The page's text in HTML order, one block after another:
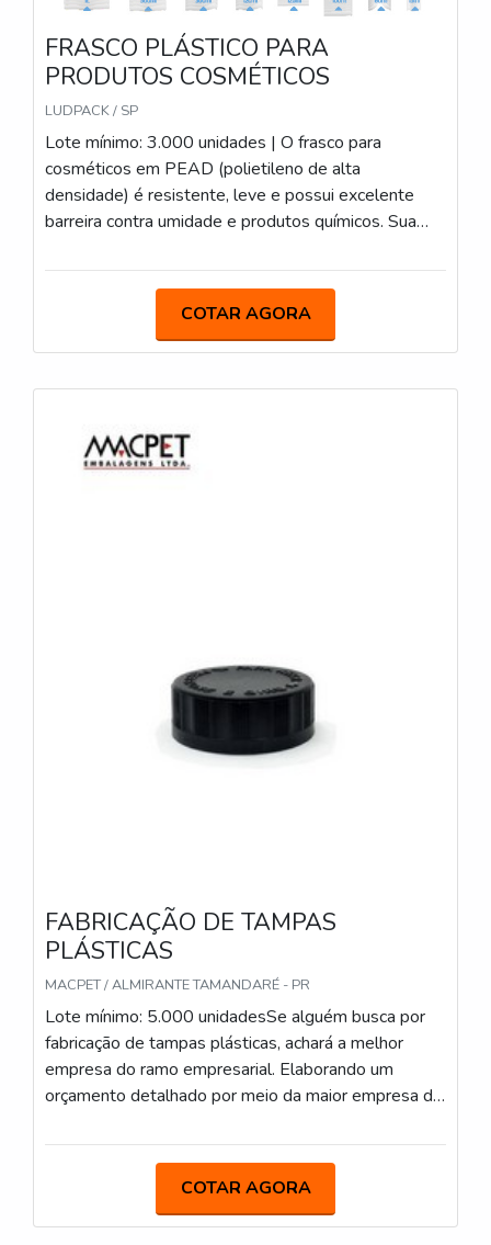
FRASCO PLÁSTICO PARA
PRODUTOS COSMÉTICOS
LUDPACK / SP
Lote mínimo: 3.000 unidades | O frasco para
cosméticos em PEAD (polietileno de alta
densidade) é resistente, leve e possui excelente
barreira contra umidade e produtos químicos. Sua
no armazenamento de cremes, loções e géis, sendo
compatível com diferentes tipos de tampas e
válvulas. Possuímos diversos modelos.
COTAR AGORA
FABRICAÇÃO DE TAMPAS
PLÁSTICAS
MACPET / ALMIRANTE TAMANDARÉ - PR
Lote mínimo: 5.000 unidadesSe alguém busca por
fabricação de tampas plásticas, achará a melhor
empresa do ramo empresarial. Elaborando um
orçamento detalhado por meio da maior empresa da
ramo.É importante lembrar que o produto deve
no segmento. Esse tipo de cuidado ajuda a garantir a
qualidade e durabilidade dos materiais, além de
COTAR AGORA